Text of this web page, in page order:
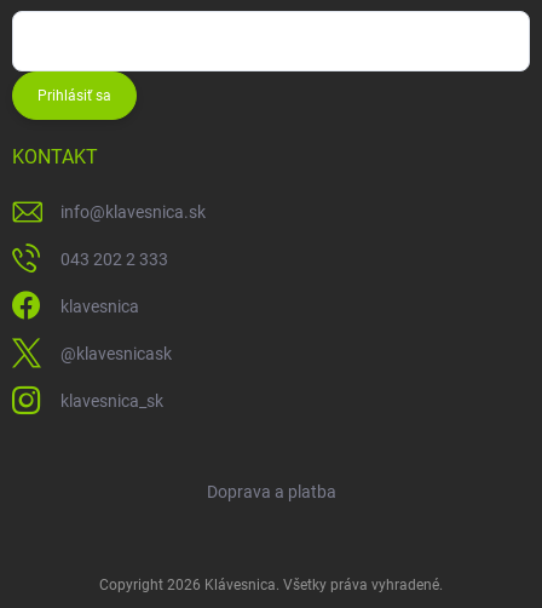
Prihlásiť sa
KONTAKT
info@klavesnica.sk
043 202 2 333
klavesnica
@klavesnicask
klavesnica_sk
Doprava a platba
Copyright 2026 Klávesnica. Všetky práva vyhradené.